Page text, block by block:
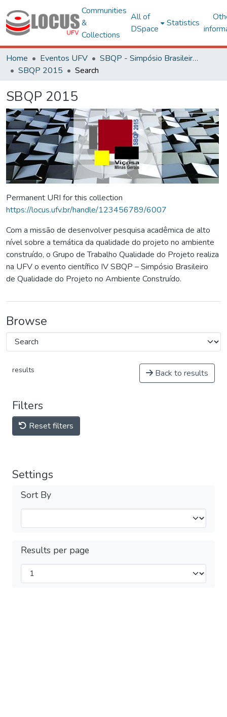
Communities
&
Collections
All of
DSpace
Statistics
Home Eventos UFV
SBQP - Simpósio Brasileiro de Qualidade do Projeto no Ambiente Construído
SBQP 2015
Search
SBQP 2015
Permanent URI for this collection
https://locus.ufv.br/handle/123456789/6007
Com a missão de desenvolver pesquisa acadêmica de alto
nível sobre a temática da qualidade do projeto no ambiente
construído, o Grupo de Trabalho Qualidade do Projeto realiza
na UFV o evento científico IV SBQP – Simpósio Brasileiro
de Qualidade do Projeto no Ambiente Construído.
Browse
results Back to results
Filters
Reset filters
Settings
Sort By
Results per page